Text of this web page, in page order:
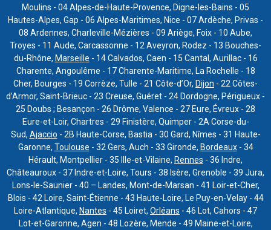
Moulins - 04 Alpes-de-Haute-Provence, Digne-les-Bains - 05
Hautes-Alpes, Gap - 06 Alpes-Maritimes, Nice - 07 Ardèche, Privas -
08 Ardennes, Charleville-Mézières - 09 Ariège, Foix - 10 Aube,
Troyes - 11 Aude, Carcassonne - 12 Aveyron, Rodez - 13 Bouches-
du-Rhône, Marseille - 14 Calvados, Caen - 15 Cantal, Aurillac - 16
Charente, Angoulême - 17 Charente-Maritime, La Rochelle - 18
Cher, Bourges - 19 Corrèze, Tulle - 21 Côte-d’Or, Dijon - 22 Côtes-
d’Armor, Saint-Brieuc - 23 Creuse, Guéret - 24 Dordogne, Périgueux -
25 Doubs ; Besançon - 26 Drôme, Valence - 27 Eure, Évreux - 28
Eure-et-Loir, Chartres - 29 Finistère, Quimper - 2A Corse-du-
Sud, Ajaccio - 2B Haute-Corse, Bastia - 30 Gard, Nîmes - 31 Haute-
Garonne, Toulouse - 32 Gers, Auch - 33 Gironde, Bordeaux- 34
Hérault, Montpellier - 35 Ille-et-Vilaine, Rennes - 36 Indre,
Châteauroux - 37 Indre-et-Loire, Tours - 38 Isère, Grenoble - 39 Jura,
Lons-le-Saunier - 40 – Landes, Mont-de-Marsan - 41 Loir-et-Cher,
Blois - 42 Loire, Saint-Étienne - 43 Haute-Loire, Le Puy-en-Velay - 44
Loire-Atlantique, Nantes - 45 Loiret, Orléans - 46 Lot, Cahors - 47
Lot-et-Garonne, Agen - 48 Lozère, Mende - 49 Maine-et-Loire,